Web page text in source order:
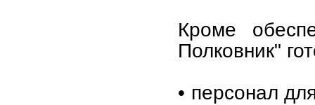
Кроме
Полковник"
• персонал